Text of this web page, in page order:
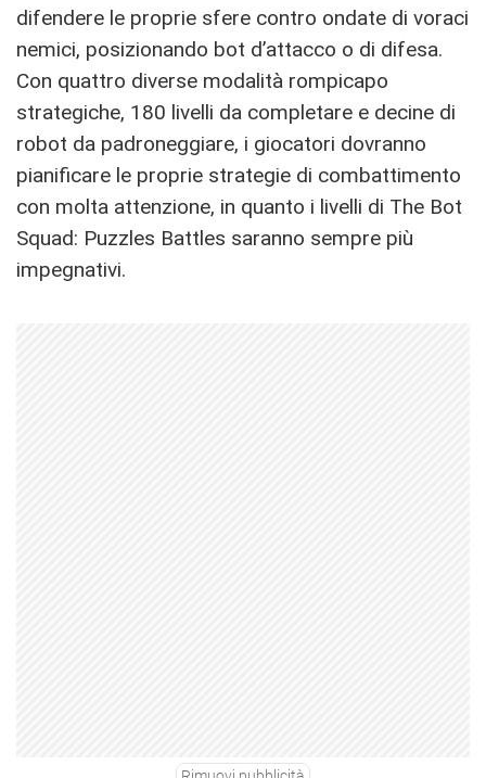
difendere le proprie sfere contro ondate di voraci
nemici, posizionando bot d’attacco o di difesa.
Con quattro diverse modalità rompicapo
strategiche, 180 livelli da completare e decine di
robot da padroneggiare, i giocatori dovranno
pianificare le proprie strategie di combattimento
con molta attenzione, in quanto i livelli di The Bot
Squad: Puzzles Battles saranno sempre più
impegnativi.